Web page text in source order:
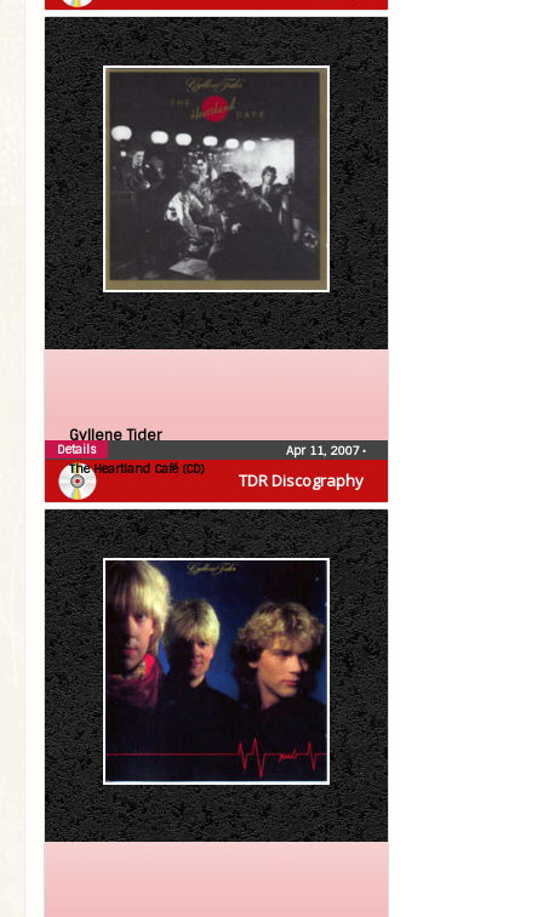
TDR Discography
Gyllene Tider
The Heartland Café (CD)
Apr 11, 2007•
Details